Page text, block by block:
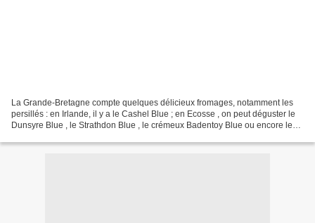
La Grande-Bretagne compte quelques délicieux fromages, notamment les
persillés : en Irlande, il y a le Cashel Blue ; en Ecosse , on peut déguster le
Dunsyre Blue , le Strathdon Blue , le crémeux Badentoy Blue ou encore le